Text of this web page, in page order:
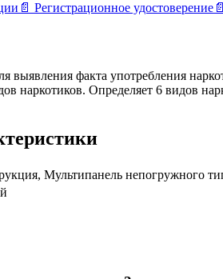
📄 Регистрационное удостоверение 📄
выявления факта употребления
наркотиков. Определяет 6
Мультипанель непогружного